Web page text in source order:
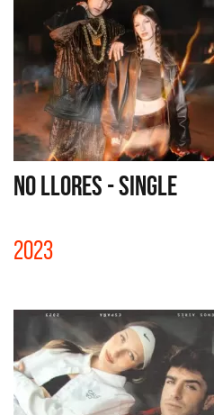
NO LLORES - SINGLE
2023